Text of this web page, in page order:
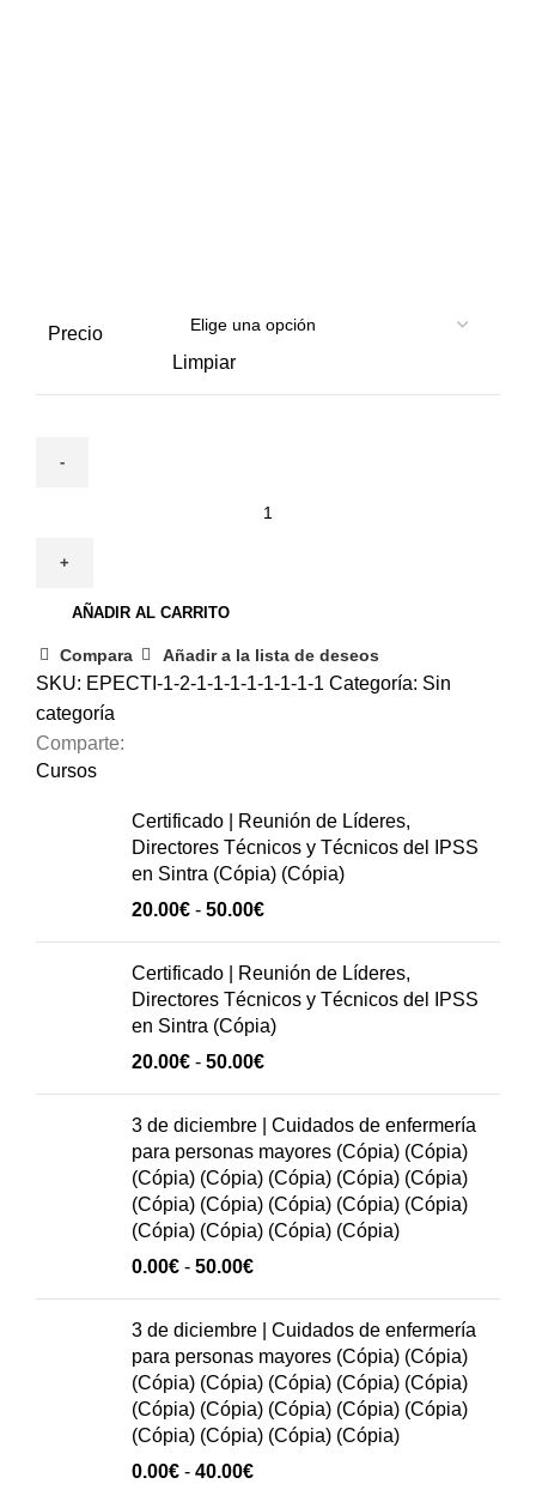
Precio
Limpiar
diciembre
Cuidados
de
enfermería
para
personas
mayores
AÑADIR AL CARRITO
Compara Añadir a la lista de deseos
SKU: EPECTI-1-2-1-1-1-1-1-1-1-1 Categoría: Sin
categoría
Comparte:
Cursos
Certificado | Reunión de Líderes,
Directores Técnicos y Técnicos del IPSS
en Sintra (Cópia) (Cópia)
20.00€ - 50.00€Rango
precios:
20.00€
hasta
50.00€
Certificado | Reunión de Líderes,
Directores Técnicos y Técnicos del IPSS
en Sintra (Cópia)
20.00€ - 50.00€Rango
precios:
20.00€
hasta
50.00€
3 de diciembre | Cuidados de enfermería
para personas mayores (Cópia) (Cópia)
(Cópia) (Cópia) (Cópia) (Cópia) (Cópia)
(Cópia) (Cópia) (Cópia) (Cópia) (Cópia)
(Cópia) (Cópia) (Cópia) (Cópia)
0.00€ - 50.00€Rango
precios:
0.00€
hasta
50.00€
3 de diciembre | Cuidados de enfermería
para personas mayores (Cópia) (Cópia)
(Cópia) (Cópia) (Cópia) (Cópia) (Cópia)
(Cópia) (Cópia) (Cópia) (Cópia) (Cópia)
(Cópia) (Cópia) (Cópia) (Cópia)
0.00€ - 40.00€Rango